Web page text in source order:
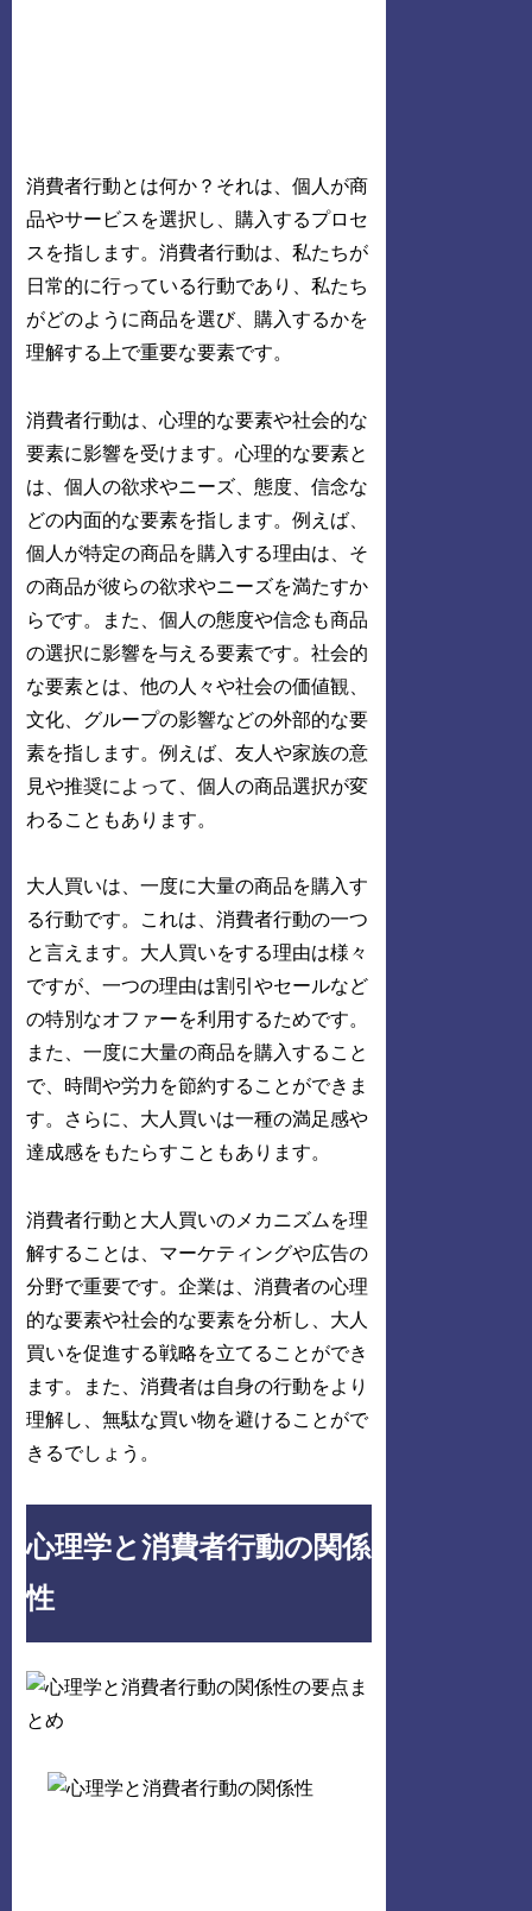
消費者行動とは何か？それは、個人が商
品やサービスを選択し、購入するプロセ
スを指します。消費者行動は、私たちが
日常的に行っている行動であり、私たち
がどのように商品を選び、購入するかを
理解する上で重要な要素です。
消費者行動は、心理的な要素や社会的な
要素に影響を受けます。心理的な要素と
は、個人の欲求やニーズ、態度、信念な
どの内面的な要素を指します。例えば、
個人が特定の商品を購入する理由は、そ
の商品が彼らの欲求やニーズを満たすか
らです。また、個人の態度や信念も商品
の選択に影響を与える要素です。社会的
な要素とは、他の人々や社会の価値観、
文化、グループの影響などの外部的な要
素を指します。例えば、友人や家族の意
見や推奨によって、個人の商品選択が変
わることもあります。
大人買いは、一度に大量の商品を購入す
る行動です。これは、消費者行動の一つ
と言えます。大人買いをする理由は様々
ですが、一つの理由は割引やセールなど
の特別なオファーを利用するためです。
また、一度に大量の商品を購入すること
で、時間や労力を節約することができま
す。さらに、大人買いは一種の満足感や
達成感をもたらすこともあります。
消費者行動と大人買いのメカニズムを理
解することは、マーケティングや広告の
分野で重要です。企業は、消費者の心理
的な要素や社会的な要素を分析し、大人
買いを促進する戦略を立てることができ
ます。また、消費者は自身の行動をより
理解し、無駄な買い物を避けることがで
きるでしょう。
心理学と消費者行動の関係
性